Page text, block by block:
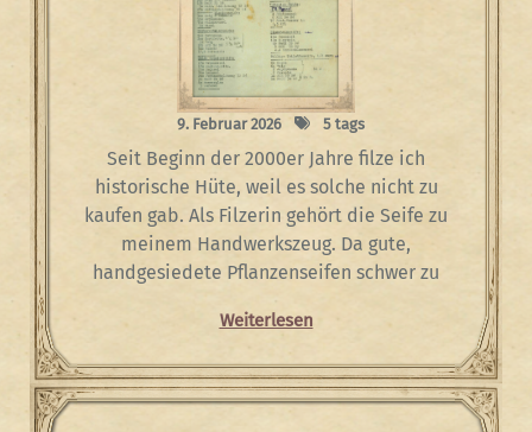
9. Februar 2026 5 tags
Seit Beginn der 2000er Jahre filze ich
historische Hüte, weil es solche nicht zu
kaufen gab. Als Filzerin gehört die Seife zu
meinem Handwerkszeug. Da gute,
handgesiedete Pflanzenseifen schwer zu
Weiterlesen